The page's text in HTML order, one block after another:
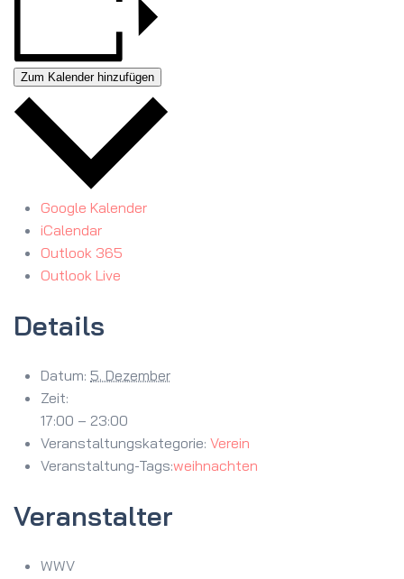
Zum Kalender hinzufügen
Google Kalender
iCalendar
Outlook 365
Outlook Live
Details
Datum: 5. Dezember
Zeit:
17:00 – 23:00
Veranstaltungskategorie: Verein
Veranstaltung-Tags:weihnachten
Veranstalter
WWV